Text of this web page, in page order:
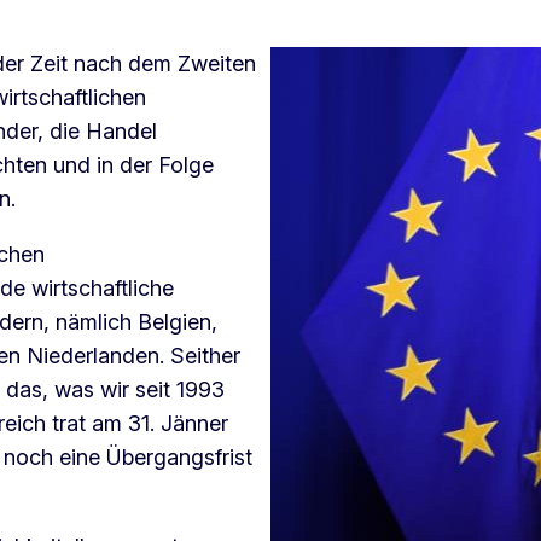
Zeit nach dem Zweiten
die Handel
und in der Folge
wirtschaftliche
nämlich Belgien,
Niederlanden. Seither
was wir seit 1993
trat am 31. Jänner
eine Übergangsfrist